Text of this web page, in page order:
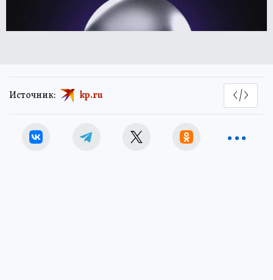
Источник: kp.ru